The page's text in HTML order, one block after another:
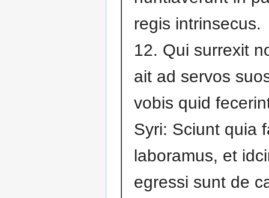
regis intrinsecus.
12. Qui surrexit
ait ad servos
vobis quid
Syri: Sciunt quia
laboramus, et
egressi sunt de